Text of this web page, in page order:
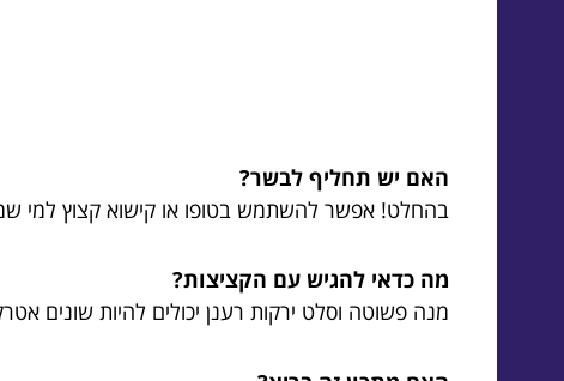
האם יש תחליף לבשר?
בהחלט! אפשר להשתמש בטופו או קישוא קצוץ למי
מה כדאי להגיש עם הקציצות?
מנה פשוטה וסלט ירקות רענן יכולים להיות שונים